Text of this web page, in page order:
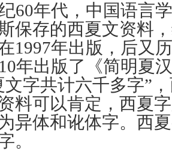
60年代，中国语言
保存的西夏文资料
1997年出版，后又
年出版了《简明夏
文字共计六千多字”
料可以肯定，西夏
异体和讹体字。西
。